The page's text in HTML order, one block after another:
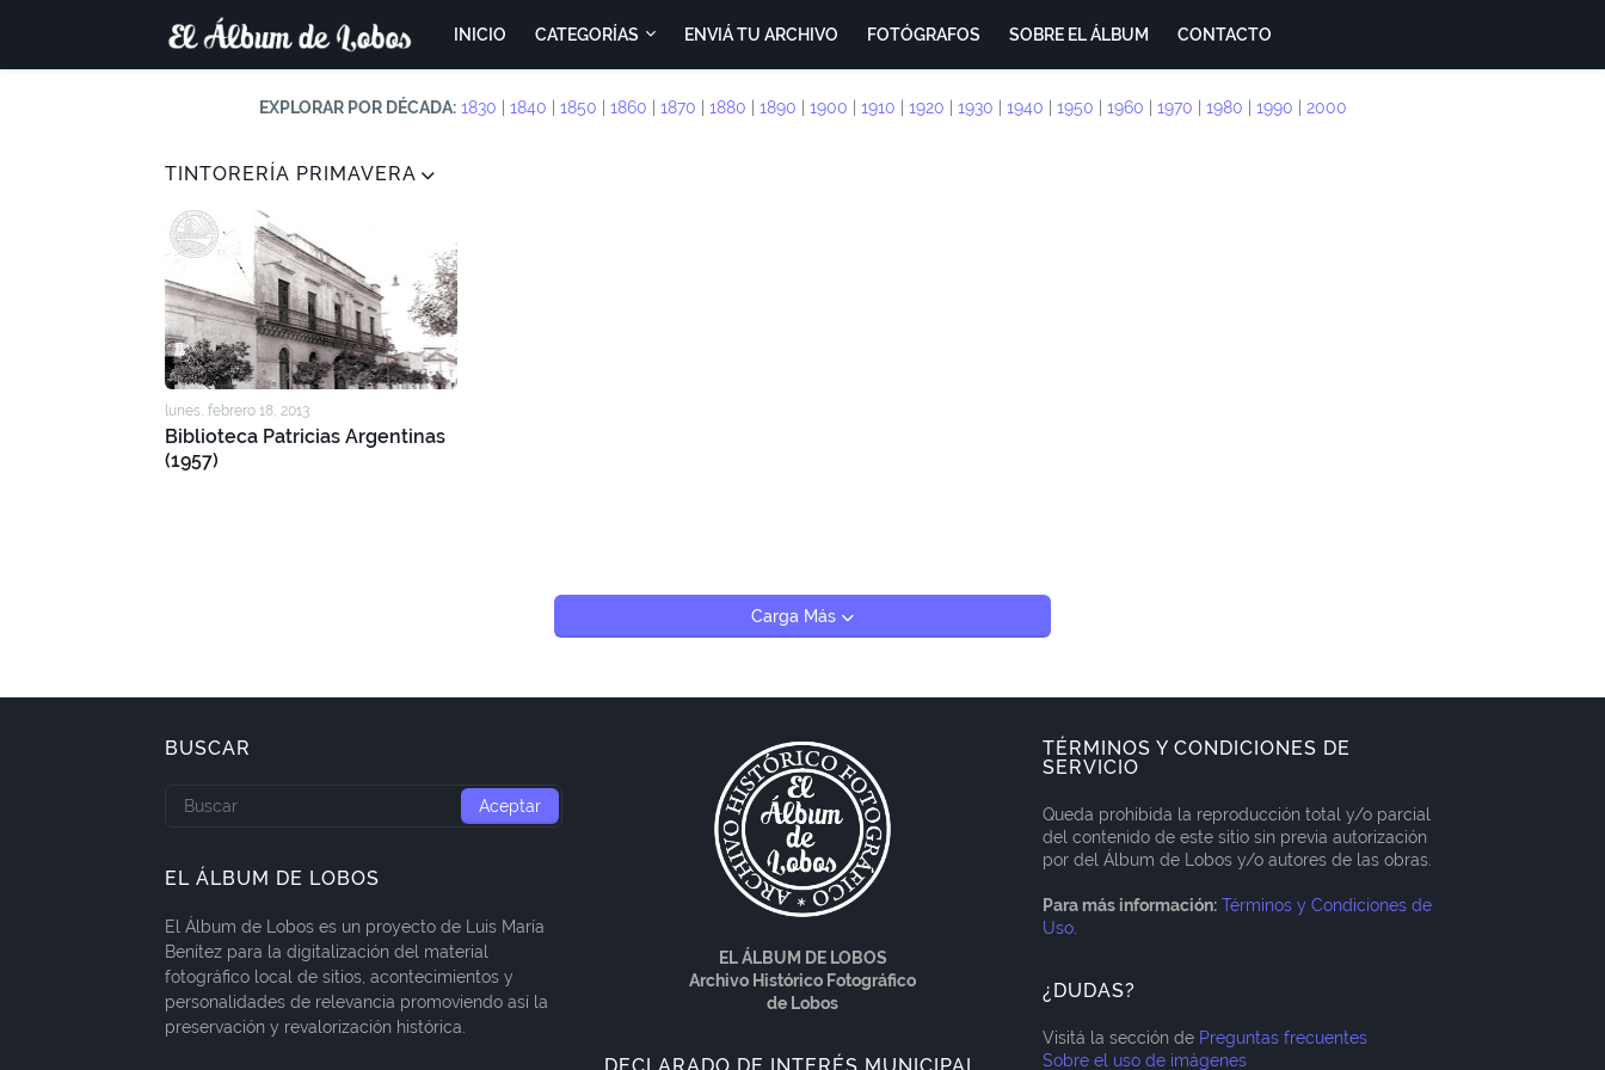
INICIO CATEGORÍAS ENVIÁ TU ARCHIVO FOTÓGRAFOS SOBRE EL ÁLBUM CONTACTO
EXPLORAR POR DÉCADA: 1830 1840 1850 1860 1870 1880 1890 1900 1910 1920 1930 1940 1950 1960 1970 1980 1990 2000
TINTORERÍA PRIMAVERA
lunes, febrero 18, 2013
Biblioteca Patricias Argentinas
(1957)
Carga Más
BUSCAR
EL ÁLBUM DE LOBOS
El Álbum de Lobos es un proyecto de Luis María
Benítez para la digitalización del material
fotográfico local de sitios, acontecimientos y
personalidades de relevancia promoviendo así la
preservación y revalorización histórica.
EL ÁLBUM DE LOBOS
Archivo Histórico Fotográfico
de Lobos
TÉRMINOS Y CONDICIONES DE
SERVICIO
Queda prohibida la reproducción total y/o parcial
del contenido de este sitio sin previa autorización
por del Álbum de Lobos y/o autores de las obras.
Para más información: Términos y Condiciones de
Uso
¿DUDAS?
Visitá la sección de Preguntas frecuentes
Sobre el uso de imágenes